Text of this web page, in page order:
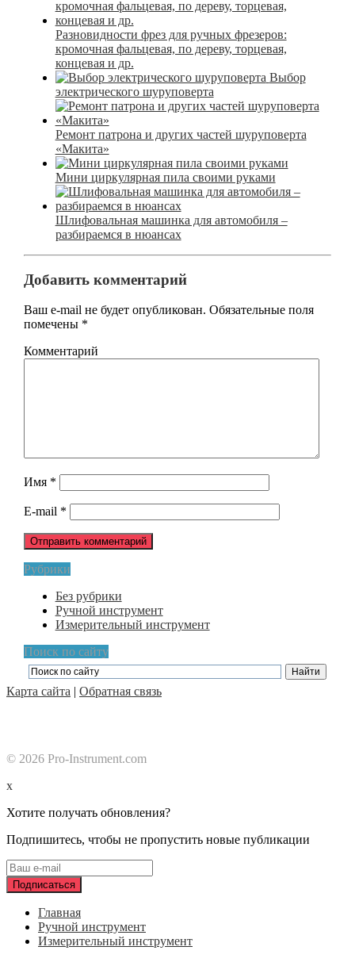
Разновидности фрез для ручных фрезеров:
кромочная фальцевая, по дереву, торцевая,
концевая и др.
Выбор
электрического шуруповерта
Ремонт патрона и других частей шуруповерта
«Макита»
Мини циркулярная пила своими руками
Шлифовальная машинка для автомобиля –
разбираемся в нюансах
Добавить комментарий
Ваш e-mail не будет опубликован. Обязательные поля
помечены *
Комментарий
Имя *
E-mail *
Рубрики
Без рубрики
Ручной инструмент
Измерительный инструмент
Поиск по сайту
Карта сайта | Обратная связь
© 2026 Pro-Instrument.com
x
Хотите получать обновления?
Подпишитесь, чтобы не пропустить новые публикации
Главная
Ручной инструмент
Измерительный инструмент